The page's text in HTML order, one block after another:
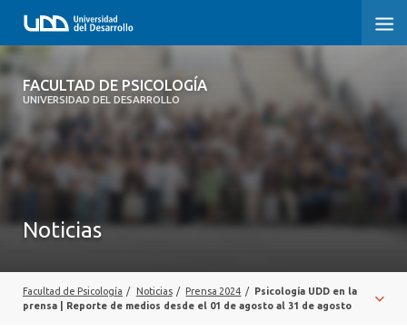
FACULTAD DE PSICOLOGÍA
UNIVERSIDAD DEL DESARROLLO
FACULTAD DE PSICOLOGÍA
POSTGRADOS Y EDUCACIÓN CONTINUA
Noticias
Facultad de Psicología / Noticias / Prensa 2024 /
Psicología UDD en la
prensa | Reporte de medios desde el 01 de agosto al 31 de agosto